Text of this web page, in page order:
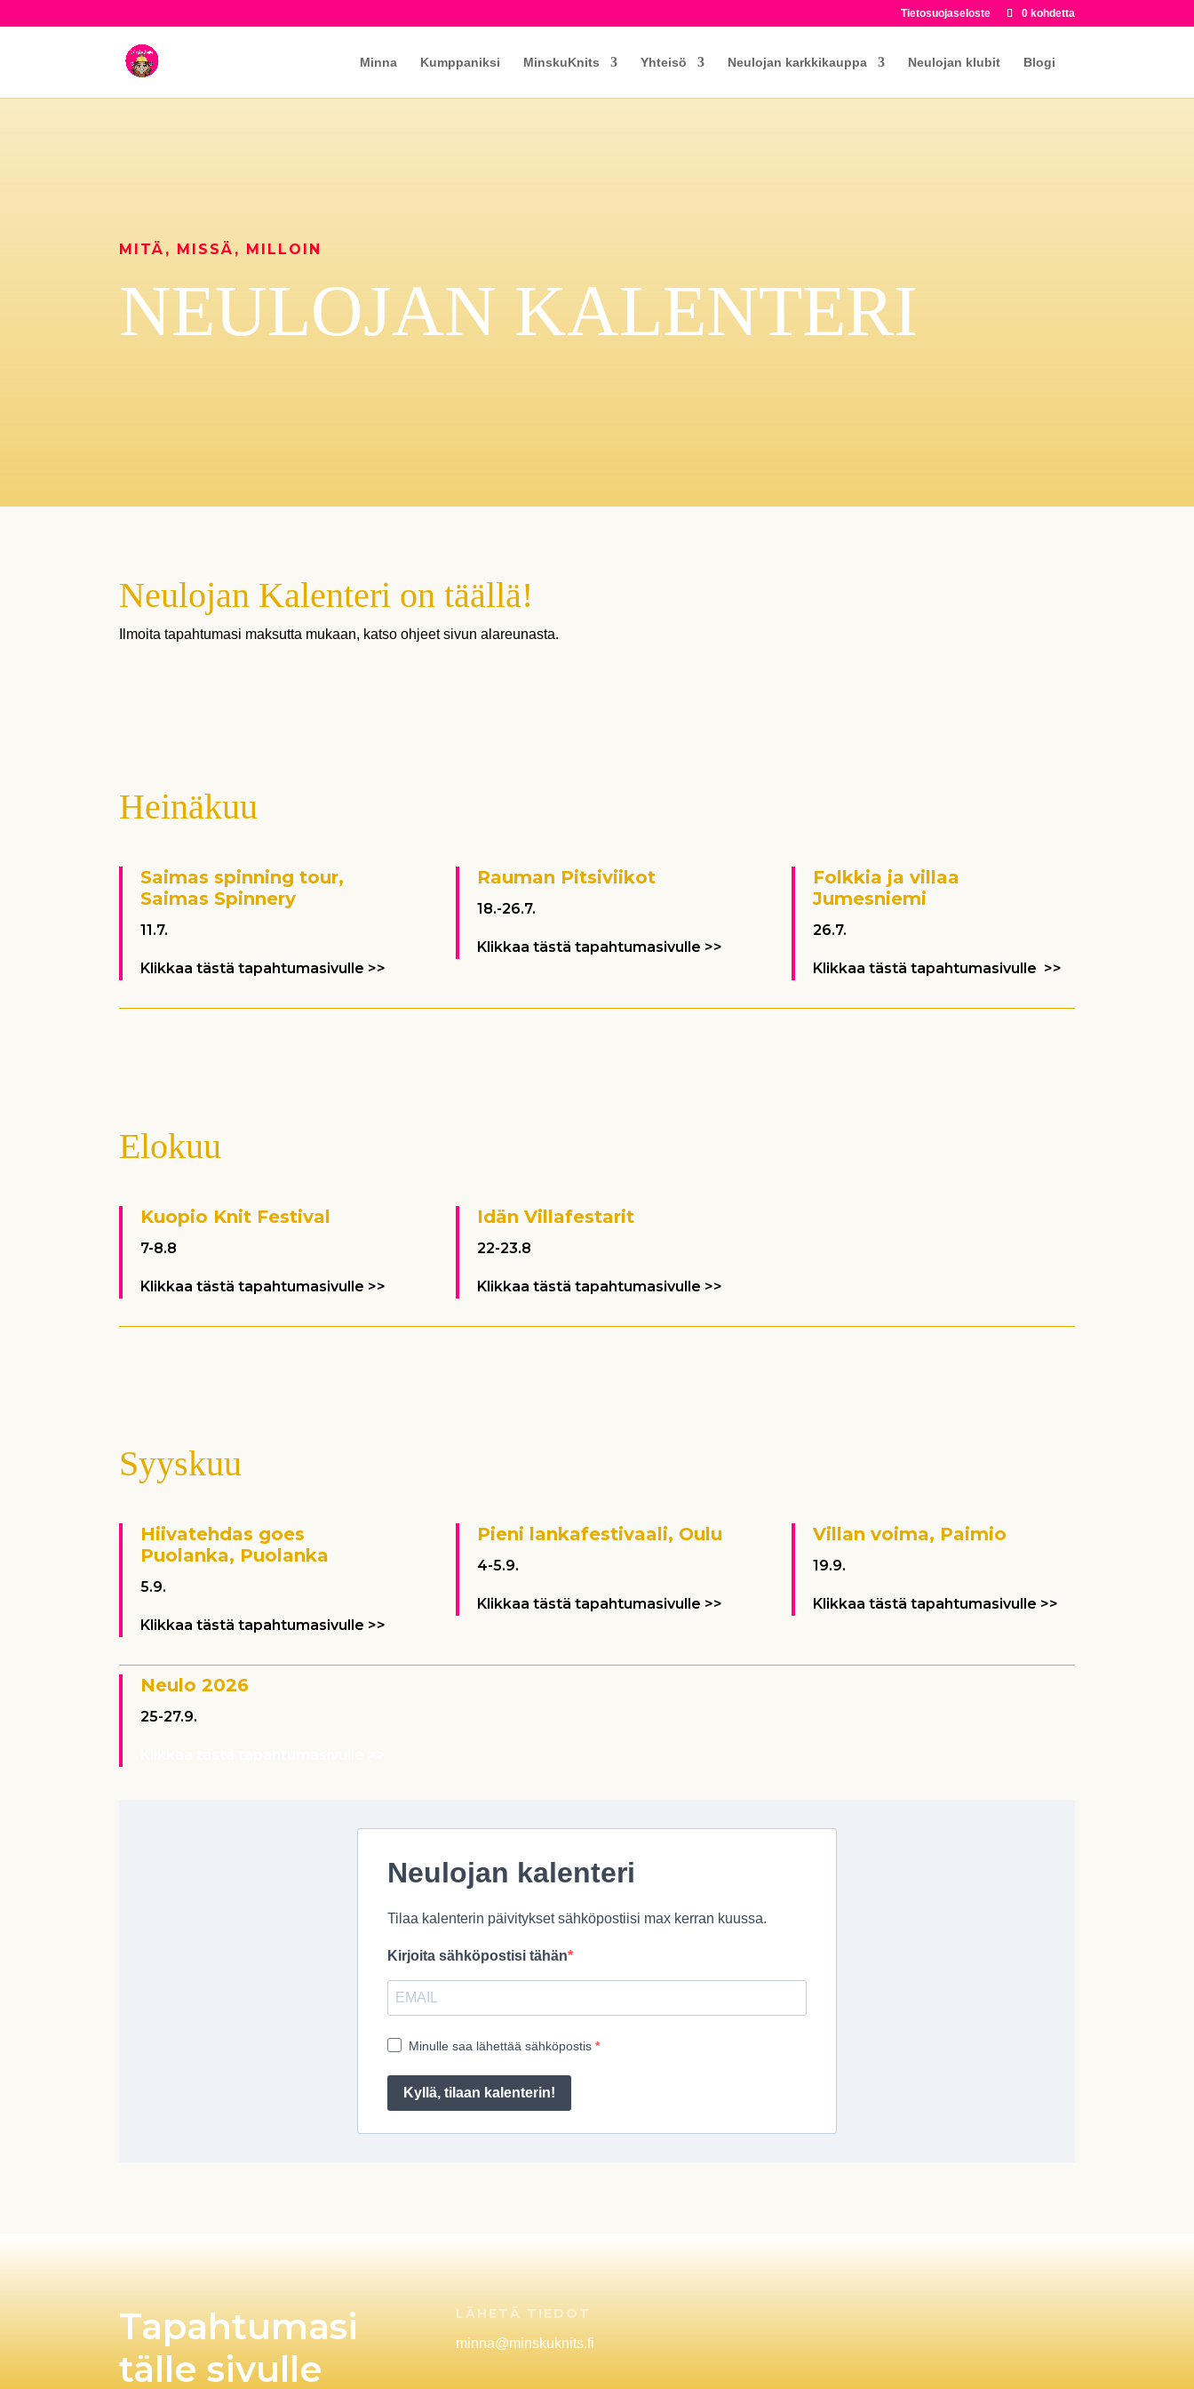
Tietosuojaseloste 0 kohdetta
Minna Kumppaniksi MinskuKnits Yhteisö Neulojan karkkikauppa Neulojan klubit Blogi
MITÄ, MISSÄ, MILLOIN
NEULOJAN KALENTERI
Neulojan Kalenteri on täällä!
Ilmoita tapahtumasi maksutta mukaan, katso ohjeet sivun alareunasta.
Heinäkuu
Saimas spinning tour,
Saimas Spinnery
11.7.
Klikkaa tästä tapahtumasivulle >>
Rauman Pitsiviikot
18.-26.7.
Klikkaa tästä tapahtumasivulle >>
Folkkia ja villaa
Jumesniemi
26.7.
Klikkaa tästä tapahtumasivulle >>
Elokuu
Kuopio Knit Festival
7-8.8
Klikkaa tästä tapahtumasivulle >>
Idän Villafestarit
22-23.8
Klikkaa tästä tapahtumasivulle >>
Syyskuu
Hiivatehdas goes
Puolanka, Puolanka
5.9.
Klikkaa tästä tapahtumasivulle >>
Pieni lankafestivaali, Oulu
4-5.9.
Klikkaa tästä tapahtumasivulle >>
Villan voima, Paimio
19.9.
Klikkaa tästä tapahtumasivulle >>
Neulo 2026
25-27.9.
Neulojan kalenteri
Tilaa kalenterin päivitykset sähköpostiisi max kerran kuussa.
Kirjoita sähköpostisi tähän
Minulle saa lähettää sähköpostis
Kyllä, tilaan kalenterin!
Tapahtumasi
tälle sivulle
LÄHETÄ TIEDOT
minna@minskuknits.fi